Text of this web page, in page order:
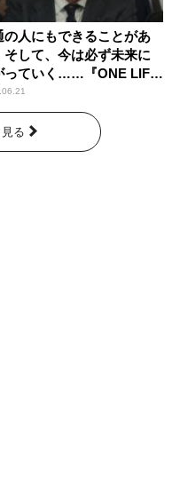
の人にもできることがあ
そして、今は必ず未来に
っていく……『ONE LIFE
が繋いだ6000の命』
る